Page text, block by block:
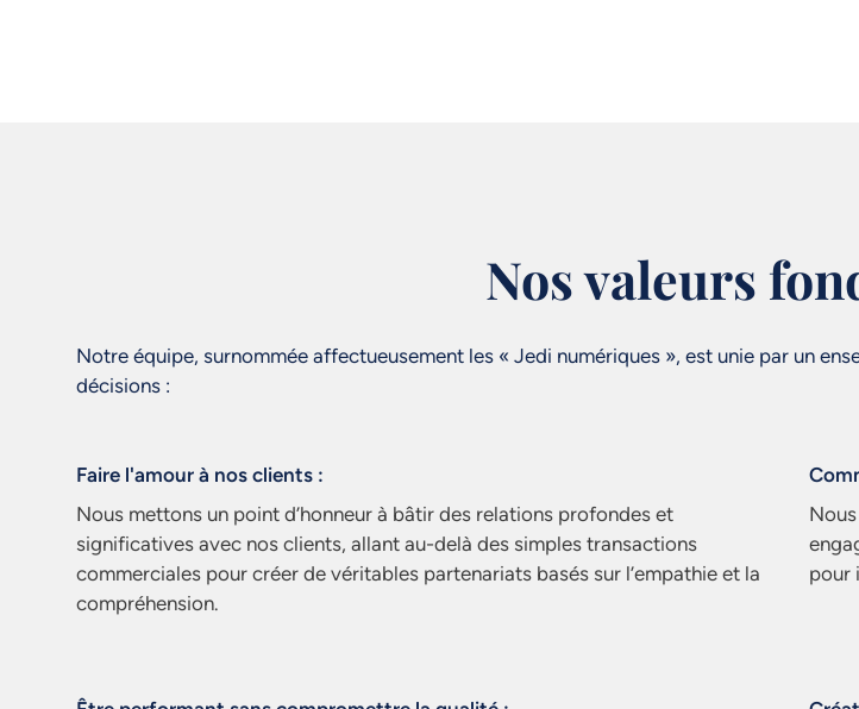
Nos valeurs
Notre équipe, surnommée affectueusement les « Jedi numériques », est unie par un
décisions :
Faire l'amour à nos clients :
Nous mettons un point d’honneur à bâtir des relations profondes et
significatives avec nos clients, allant au-delà des simples transactions
commerciales pour créer de véritables partenariats basés sur l’empathie et la
compréhension.
pour